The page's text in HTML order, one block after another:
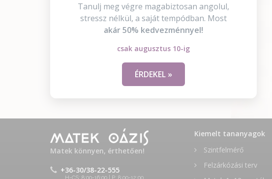
Tanulj meg végre magabiztosan angolul,
stressz nélkül, a saját tempódban. Most
akár 50% kedvezménnyel!
csak augusztus 10-ig
ÉRDEKEL »
Matek könnyen, érthetően!
+36-30/38-22-555
H-CS: 8:00-16:00 | P: 8:00-12:00
Kiemelt tananyagok
Szintfelmérő
Felzárkózási terv